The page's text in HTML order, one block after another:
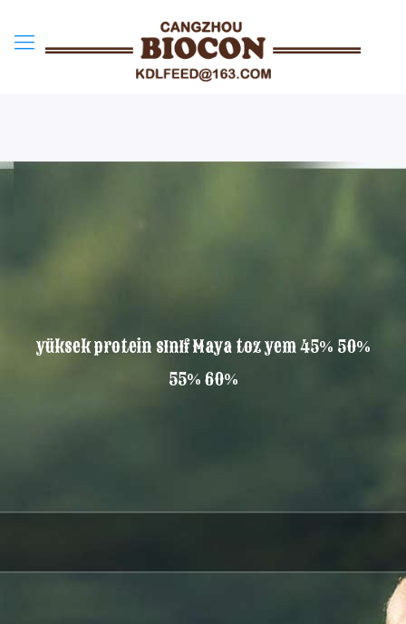
yüksek protein sınıf Maya toz yem 45% 50%
55% 60%